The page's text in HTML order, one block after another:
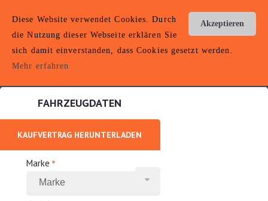
AUTOANKAUF
Toggle
Hotline: 0152 22010036
FAHRZEUGDATEN
KAUFVERTRAG HERUNTERLADEN
Marke *
Akzeptieren
Diese Website verwendet Cookies. Durch
die Nutzung dieser Webseite erklären Sie
sich damit einverstanden, dass Cookies gesetzt werden.
Mehr erfahren